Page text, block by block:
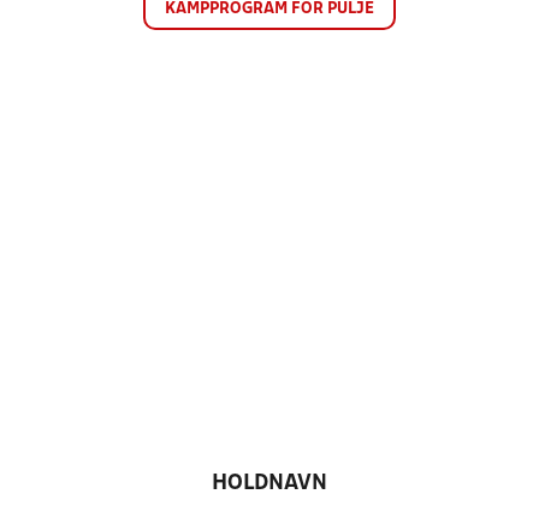
KAMPPROGRAM FOR PULJE
HOLDNAVN